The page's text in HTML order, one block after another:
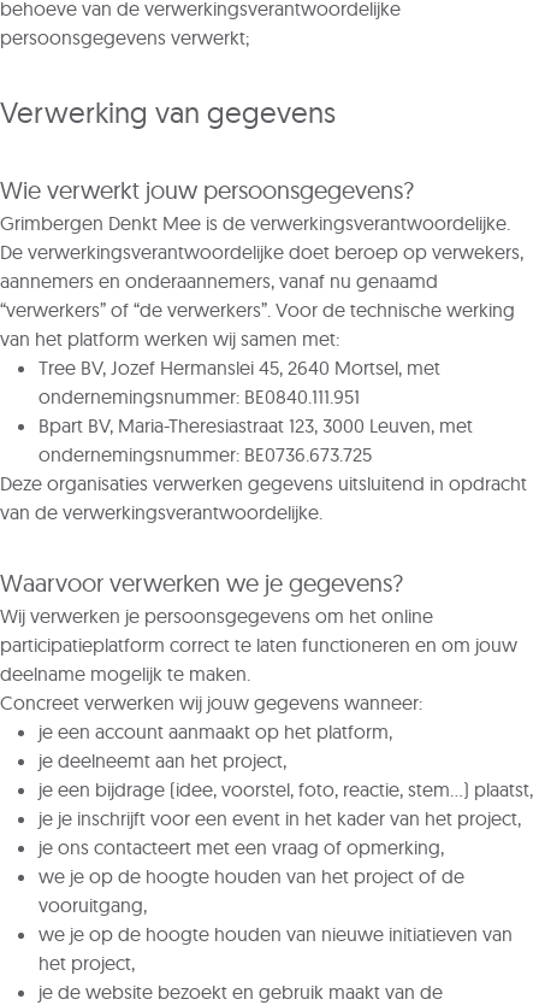
behoeve van de verwerkingsverantwoordelijke
persoonsgegevens verwerkt;
Verwerking van gegevens
Wie verwerkt jouw persoonsgegevens?
Grimbergen Denkt Mee is de verwerkingsverantwoordelijke.
De verwerkingsverantwoordelijke doet beroep op verwekers,
aannemers en onderaannemers, vanaf nu genaamd
“verwerkers” of “de verwerkers”. Voor de technische werking
van het platform werken wij samen met:
Tree BV, Jozef Hermanslei 45, 2640 Mortsel, met
ondernemingsnummer: BE0840.111.951
Bpart BV, Maria-Theresiastraat 123, 3000 Leuven, met
ondernemingsnummer: BE0736.673.725
Deze organisaties verwerken gegevens uitsluitend in opdracht
van de verwerkingsverantwoordelijke.
Waarvoor verwerken we je gegevens?
Wij verwerken je persoonsgegevens om het online
participatieplatform correct te laten functioneren en om jouw
deelname mogelijk te maken.
Concreet verwerken wij jouw gegevens wanneer:
je een account aanmaakt op het platform,
je deelneemt aan het project,
je een bijdrage (idee, voorstel, foto, reactie, stem…) plaatst,
je je inschrijft voor een event in het kader van het project,
je ons contacteert met een vraag of opmerking,
we je op de hoogte houden van het project of de
vooruitgang,
we je op de hoogte houden van nieuwe initiatieven van
het project,
je de website bezoekt en gebruik maakt van de